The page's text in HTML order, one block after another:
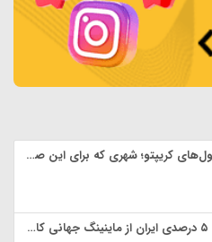
ابوظبی، مقصد تازه غول‌های کریپتو؛ شهری که برای این صنعت فرش قرمز پهن کرده است!
مدیرعامل توانیر: سهم ۵ درصدی ایران از ماینینگ جهانی کاهش یافت